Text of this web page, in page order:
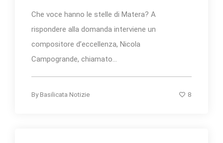
Che voce hanno le stelle di Matera? A
rispondere alla domanda interviene un
compositore d’eccellenza, Nicola
Campogrande, chiamato...
By Basilicata Notizie 8